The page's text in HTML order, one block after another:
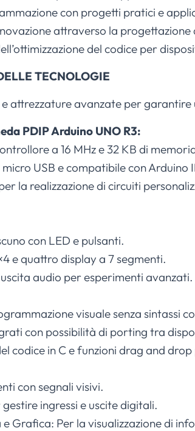
con progetti pratici e
attraverso la
del codice per
TECNOLOGIE
attrezzature avanzate per
PDIP Arduino UNO R3:
a 16 MHz e 32 KB di
USB e compatibile con Arduino
la realizzazione di circuiti
con LED e pulsanti.
e quattro display a 7 segmenti.
audio per esperimenti avanzati.
visuale senza sintassi
con possibilità di porting tra
codice in C e funzioni drag and
con segnali visivi.
ingressi e uscite digitali.
Grafica: Per la visualizzazione di